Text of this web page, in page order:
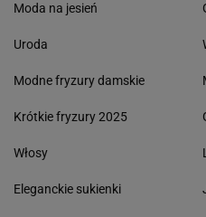
Moda na jesień
Uroda
Modne fryzury damskie
Krótkie fryzury 2025
Włosy
Eleganckie sukienki